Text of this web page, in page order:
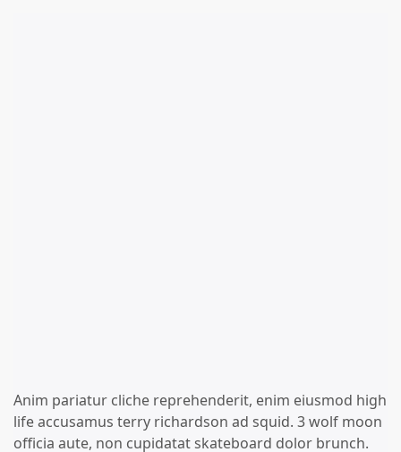
Anim pariatur cliche reprehenderit, enim eiusmod high
life accusamus terry richardson ad squid. 3 wolf moon
officia aute, non cupidatat skateboard dolor brunch.